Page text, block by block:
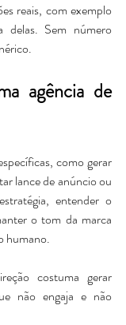
reais, com exemplo
Sem número
agência de
como gerar
lance de anúncio ou
entender o
o tom da marca
humano.
costuma gerar
não engaja e não